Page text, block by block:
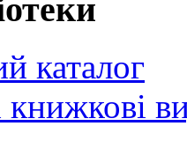
каталог
книжкові